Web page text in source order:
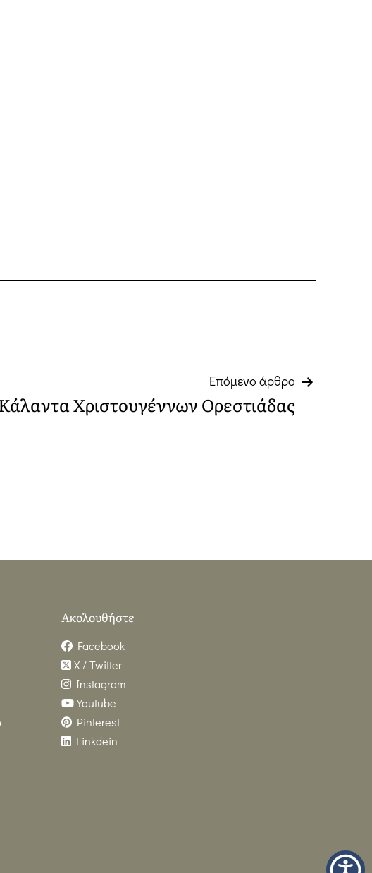
Επόμενο άρθρο
Κάλαντα Χριστουγέννων Ορεστιάδας
Ακολουθήστε
Facebook
X / Twitter
Instagram
Youtube
Pinterest
Linkdein